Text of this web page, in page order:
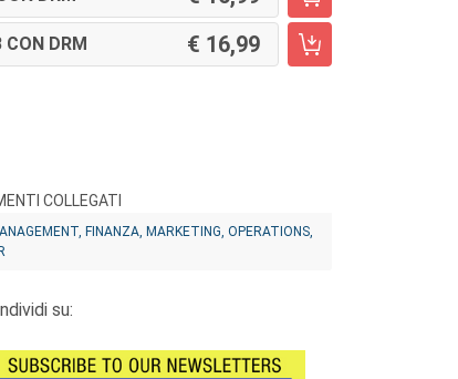
CON DRM 16,99
COLLEGATI
FINANZA, MARKETING, OPERATIONS,
su: